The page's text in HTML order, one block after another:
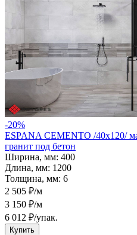
-20%
ESPANA CEMENTO /40х120/
гранит под бетон
Ширина, мм: 400
Длина, мм: 1200
Толщина, мм: 6
2 505 ₽/м
3 150 ₽/м
6 012 ₽/упак.
Купить